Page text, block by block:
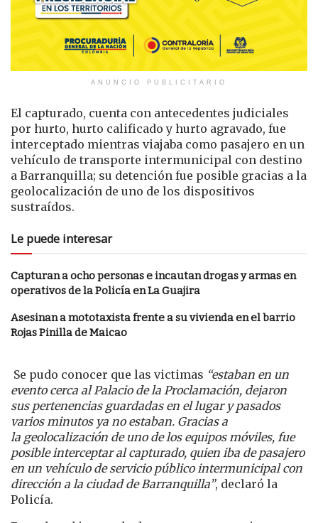
ANUNCIO PUBLICITARIO
El capturado, cuenta con antecedentes judiciales
por hurto, hurto calificado y hurto agravado, fue
interceptado mientras viajaba como pasajero en un
vehículo de transporte intermunicipal con destino
a Barranquilla; su detención fue posible gracias a la
geolocalización de uno de los dispositivos
sustraídos.
Le puede interesar
Capturan a ocho personas e incautan drogas y armas en
operativos de la Policía en La Guajira
Asesinan a mototaxista frente a su vivienda en el barrio
Rojas Pinilla de Maicao
Se pudo conocer que las victimas “estaban en un
evento cerca al Palacio de la Proclamación, dejaron
sus pertenencias guardadas en el lugar y pasados
varios minutos ya no estaban. Gracias a
la geolocalización de uno de los equipos móviles, fue
posible interceptar al capturado, quien iba de pasajero
en un vehículo de servicio público intermunicipal con
dirección a la ciudad de Barranquilla”, declaró la
Policía.